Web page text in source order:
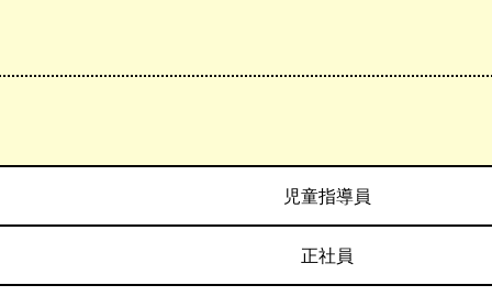
児童指導員
正社員